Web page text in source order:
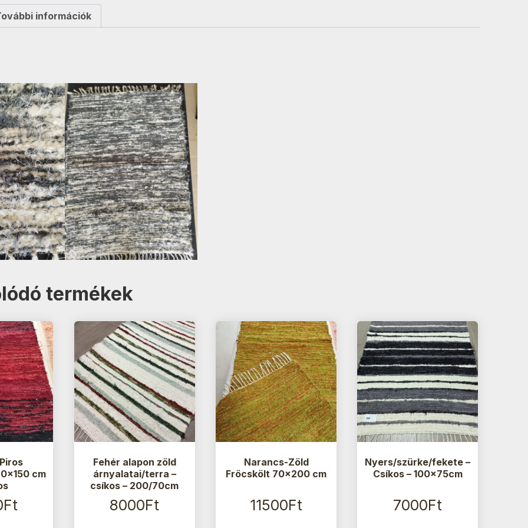
információk
termékek
cm
Ft
Fehér alapon zöld
árnyalatai/terra –
csíkos – 200/70cm
8000Ft
Narancs-Zöld
Fröcskölt 70×200 cm
11500Ft
Nyers/szürke/fekete –
Csíkos – 100x75cm
7000Ft